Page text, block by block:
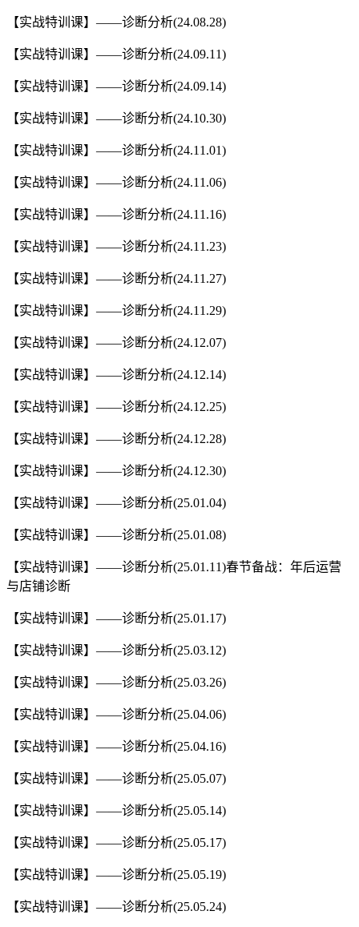
【实战特训课】——诊断分析(24.08.28)
【实战特训课】——诊断分析(24.09.11)
【实战特训课】——诊断分析(24.09.14)
【实战特训课】——诊断分析(24.10.30)
【实战特训课】——诊断分析(24.11.01)
【实战特训课】——诊断分析(24.11.06)
【实战特训课】——诊断分析(24.11.16)
【实战特训课】——诊断分析(24.11.23)
【实战特训课】——诊断分析(24.11.27)
【实战特训课】——诊断分析(24.11.29)
【实战特训课】——诊断分析(24.12.07)
【实战特训课】——诊断分析(24.12.14)
【实战特训课】——诊断分析(24.12.25)
【实战特训课】——诊断分析(24.12.28)
【实战特训课】——诊断分析(24.12.30)
【实战特训课】——诊断分析(25.01.04)
【实战特训课】——诊断分析(25.01.08)
【实战特训课】——诊断分析(25.01.11)春节备战：年后运营
与店铺诊断
【实战特训课】——诊断分析(25.01.17)
【实战特训课】——诊断分析(25.03.12)
【实战特训课】——诊断分析(25.03.26)
【实战特训课】——诊断分析(25.04.06)
【实战特训课】——诊断分析(25.04.16)
【实战特训课】——诊断分析(25.05.07)
【实战特训课】——诊断分析(25.05.14)
【实战特训课】——诊断分析(25.05.17)
【实战特训课】——诊断分析(25.05.19)
【实战特训课】——诊断分析(25.05.24)